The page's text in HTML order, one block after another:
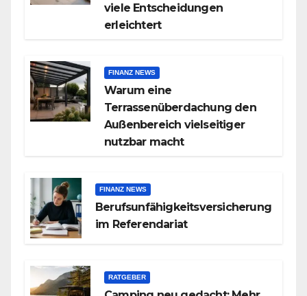
viele Entscheidungen
erleichtert
FINANZ NEWS
Warum eine
Terrassenüberdachung den
Außenbereich vielseitiger
nutzbar macht
FINANZ NEWS
Berufsunfähigkeitsversicherung
im Referendariat
RATGEBER